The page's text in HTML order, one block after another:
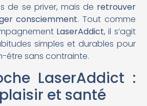
de se priver, mais de retrouver
consciemment. Tout comme
LaserAddict, il s’agit
simples et durables pour
être sans contrainte.
LaserAddict :
et santé